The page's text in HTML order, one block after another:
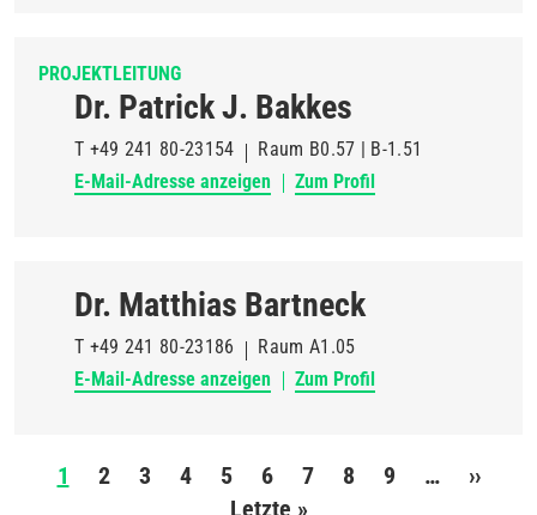
PROJEKTLEITUNG
Dr. Patrick J. Bakkes
T +49 241 80-23154 Raum B0.57 | B-1.51
E-Mail-Adresse anzeigen
Zum Profil
Dr. Matthias Bartneck
T +49 241 80-23186 Raum A1.05
E-Mail-Adresse anzeigen
Zum Profil
Seitennummerierung
1 2 3 4 5 6 7 8 9 … ››
Letzte »